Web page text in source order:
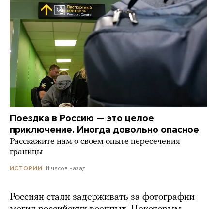
Поездка в Россию — это целое
приключение. Иногда довольно опасное
Расскажите нам о своем опыте пересечения
границы
ИСТОРИИ 11 часов назад
Россиян стали задерживать за фотографии